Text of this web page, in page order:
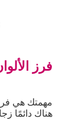
فرز
مهمتك هي
هناك دائمًا